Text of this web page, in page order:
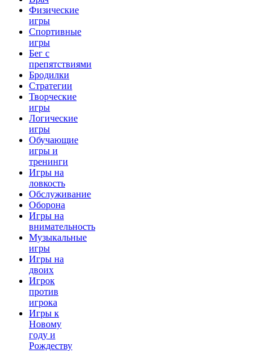
Физические
игры
Спортивные
игры
Бег с
препятствиями
Бродилки
Стратегии
Творческие
игры
Логические
игры
Обучающие
игры и
тренинги
Игры на
ловкость
Обслуживание
Оборона
Игры на
внимательность
Музыкальные
игры
Игры на
двоих
Игрок
против
игрока
Игры к
Новому
году и
Рождеству